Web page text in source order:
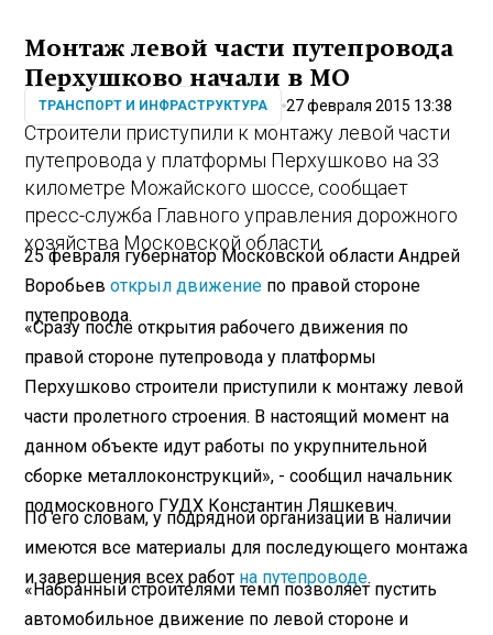
Монтаж левой части путепровода
Перхушково начали в МО
ТРАНСПОРТ И ИНФРАСТРУКТУРА 27 февраля 2015 13:38
Строители приступили к монтажу левой части
путепровода у платформы Перхушково на 33
километре Можайского шоссе, сообщает
пресс-служба Главного управления дорожного
хозяйства Московской области.
25 февраля губернатор Московской области Андрей
Воробьевоткрыл движение по правой стороне
путепровода.
«Сразу после открытия рабочего движения по
правой стороне путепровода у платформы
Перхушково строители приступили к монтажу левой
части пролетного строения. В настоящий момент на
данном объекте идут работы по укрупнительной
сборке металлоконструкций», - сообщил начальник
подмосковного ГУДХ Константин Ляшкевич.
По его словам, у подрядной организации в наличии
имеются все материалы для последующего монтажа
и завершения всех работ на путепроводе.
«Набранный строителями темп позволяет пустить
автомобильное движение по левой стороне и